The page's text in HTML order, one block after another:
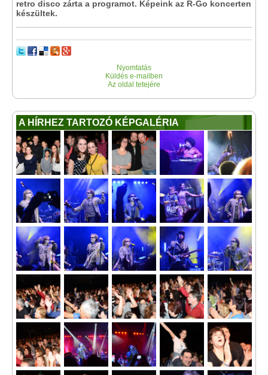
retro disco zárta a programot. Képeink az R-Go koncerten
készültek.
Nyomtatás
Küldés e-mailben
Az oldal tetejére
A HÍRHEZ TARTOZÓ KÉPGALÉRIA